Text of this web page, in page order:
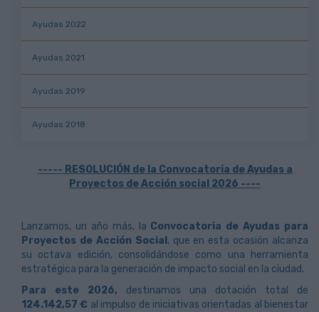
Ayudas 2022
Ayudas 2021
Ayudas 2019
Ayudas 2018
----- RESOLUCIÓN de la Convocatoria de Ayudas a
Proyectos de Acción social 2026 ----
Lanzamos, un año más, la Convocatoria de Ayudas para
Proyectos de Acción Social , que en esta ocasión alcanza
su octava edición, consolidándose como una herramienta
estratégica para la generación de impacto social en la ciudad.
Para este 2026, destinamos una dotación total de
124.142,57 € al impulso de iniciativas orientadas al bienestar